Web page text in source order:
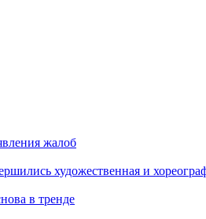
жалоб
художественная и
в тренде